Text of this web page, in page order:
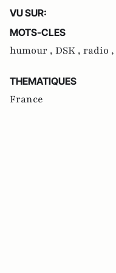
VU SUR:
MOTS-CLES
humour , DSK , radio ,
THEMATIQUES
France